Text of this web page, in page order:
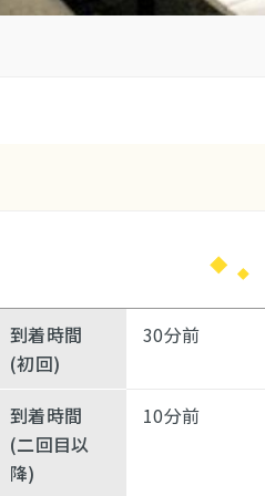
到着時間
(初回)
30分前
到着時間
(二回目以
降)
10分前